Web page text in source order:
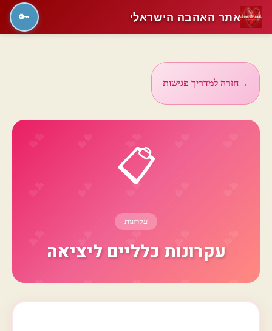
→חזרה למדריך פגישות
📋
עקרונות
עקרונות כלליים ליציאה
אתר האהבה הישראלי 🔑